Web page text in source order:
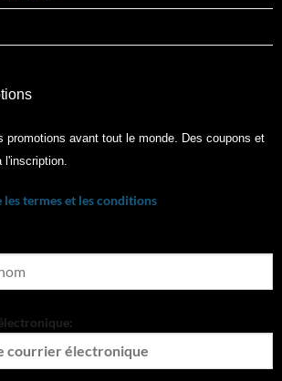
promotions avant tout le monde. Des coupons et
les termes et les conditions